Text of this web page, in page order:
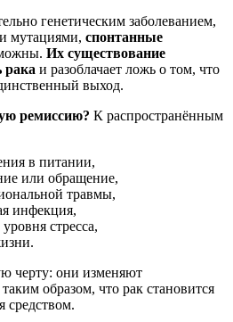
генетическим заболеванием,
мутациями, спонтанные
Их существование
рака и разоблачает ложь о том, что
выход.
ремиссию? К распространённым
в питании,
или обращение,
травмы,
инфекция,
стресса,
черту: они изменяют
образом, что рак становится